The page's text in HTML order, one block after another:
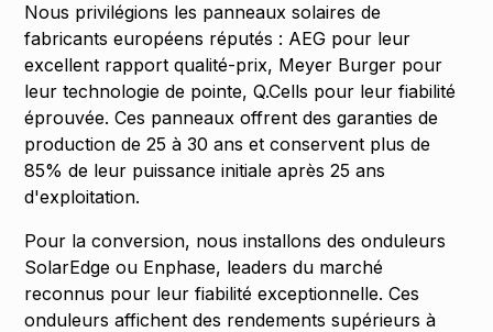
Nous privilégions les panneaux solaires de
fabricants européens réputés : AEG pour leur
excellent rapport qualité-prix, Meyer Burger pour
leur technologie de pointe, Q.Cells pour leur fiabilité
éprouvée. Ces panneaux offrent des garanties de
production de 25 à 30 ans et conservent plus de
85% de leur puissance initiale après 25 ans
d'exploitation.
Pour la conversion, nous installons des onduleurs
SolarEdge ou Enphase, leaders du marché
reconnus pour leur fiabilité exceptionnelle. Ces
onduleurs affichent des rendements supérieurs à